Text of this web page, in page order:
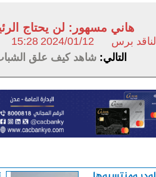
هاني مسهور: لن يحتاج
الناقد برس 2024/01/12
15:28
التالي:شاهد كيف علق الشباب